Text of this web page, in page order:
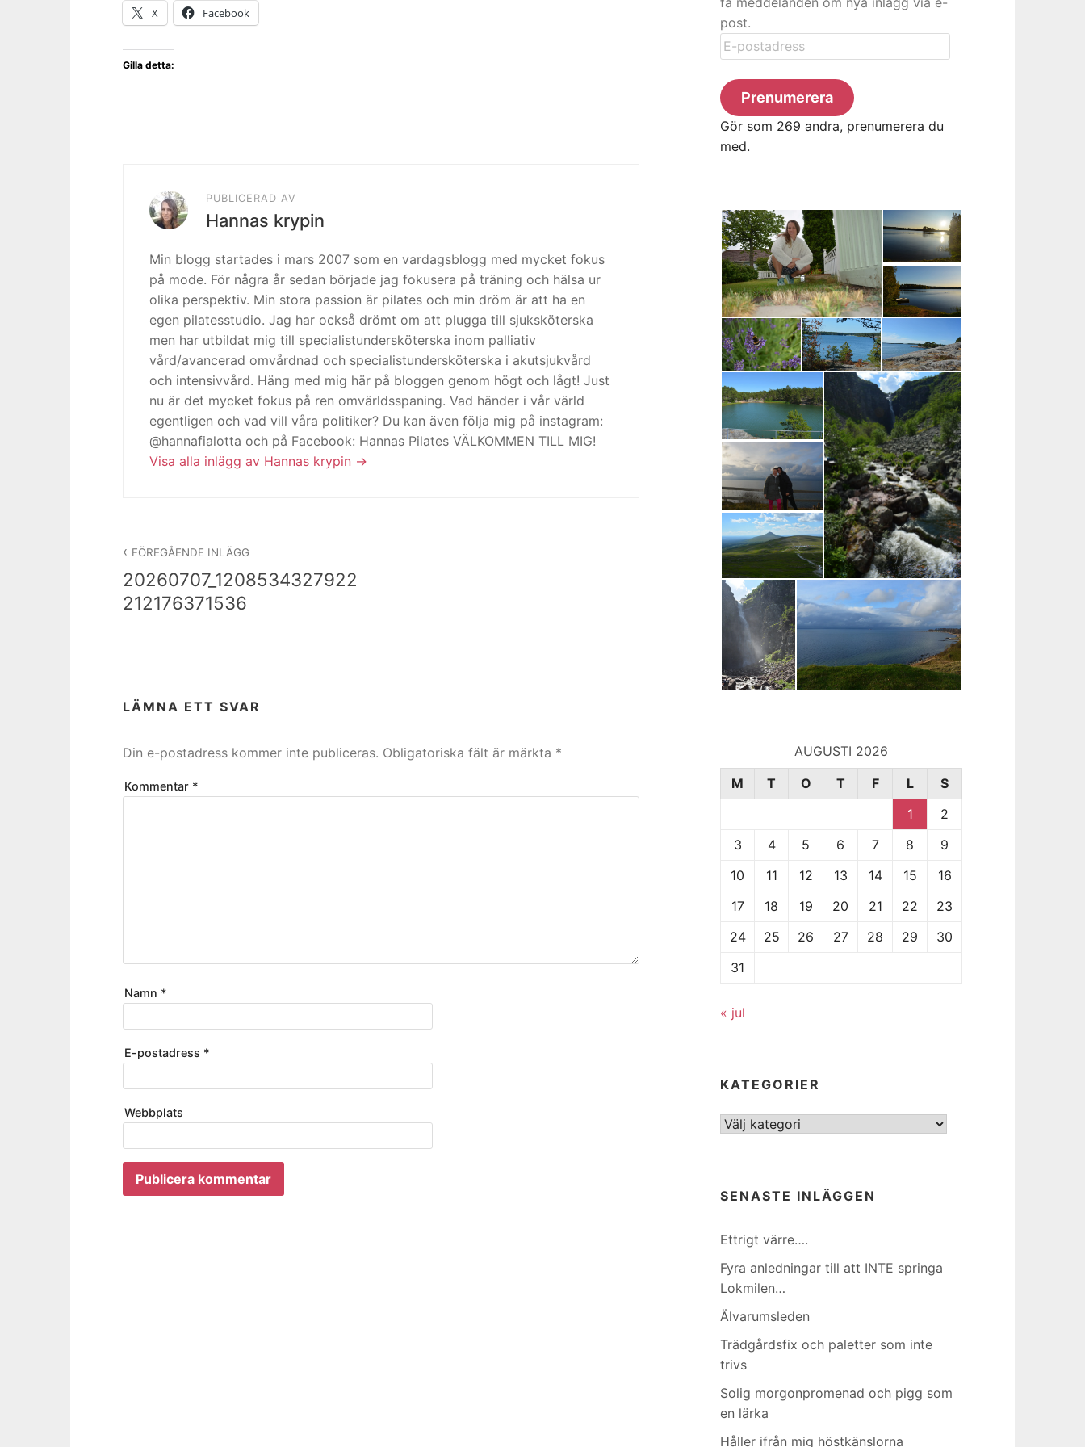
X Facebook
Gilla detta:
PUBLICERAD AV
Hannas krypin
Min blogg startades i mars 2007 som en vardagsblogg med mycket fokus
på mode. För några år sedan började jag fokusera på träning och hälsa ur
olika perspektiv. Min stora passion är pilates och min dröm är att ha en
egen pilatesstudio. Jag har också drömt om att plugga till sjuksköterska
men har utbildat mig till specialistundersköterska inom palliativ
vård/avancerad omvårdnad och specialistundersköterska i akutsjukvård
och intensivvård. Häng med mig här på bloggen genom högt och lågt! Just
nu är det mycket fokus på ren omvärldsspaning. Vad händer i vår värld
egentligen och vad vill våra politiker? Du kan även följa mig på instagram:
@hannafialotta och på Facebook: Hannas Pilates VÄLKOMMEN TILL MIG!
Visa alla inlägg av Hannas krypin
FÖREGÅENDE INLÄGG
20260707_1208534327922
212176371536
LÄMNA ETT SVAR
Din e-postadress kommer inte publiceras. Obligatoriska fält är märkta *
Kommentar *
Namn *
E-postadress *
Webbplats
post.
E-
postadress
Prenumerera
Gör som 269 andra, prenumerera du
med.
AUGUSTI 2026
M
T O T F L
S
1
2
3
4 5 6 7 8
9
10
11 12 13 14 15
16
17
18 19 20 21 22
23
24
25 26 27 28 29
30
31
« jul
KATEGORIER
Kategorier
SENASTE INLÄGGEN
Ettrigt värre….
Fyra anledningar till att INTE springa
Lokmilen…
Älvarumsleden
Trädgårdsfix och paletter som inte
trivs
Solig morgonpromenad och pigg som
en lärka
Håller ifrån mig höstkänslorna